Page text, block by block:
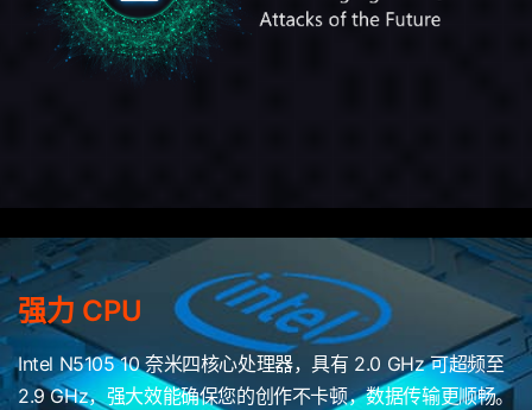
强力 CPU
Intel N5105 10 奈米四核心处理器，具有 2.0 GHz 可超频至
2.9 GHz，强大效能确保您的创作不卡顿，数据传输更顺畅。